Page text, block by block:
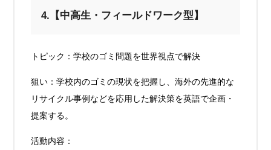
4.【中高生・フィールドワーク型】
トピック：学校のゴミ問題を世界視点で解決
狙い：学校内のゴミの現状を把握し、海外の先進的な
リサイクル事例などを応用した解決策を英語で企画・
提案する。
活動内容：